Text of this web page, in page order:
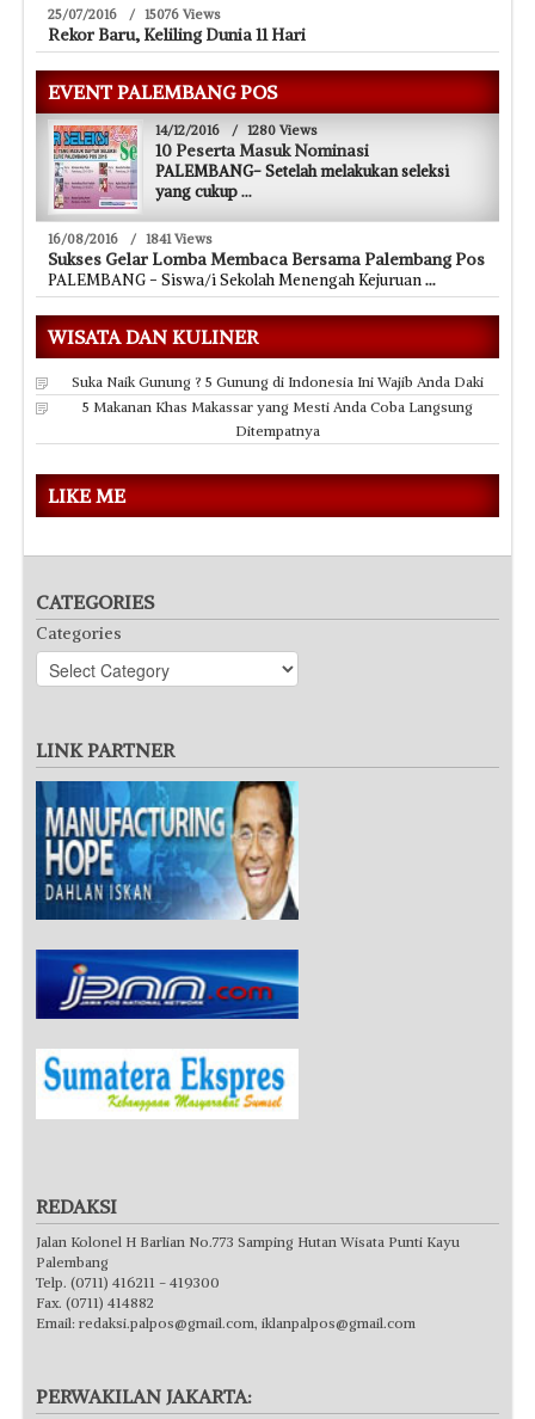
25/07/2016 / 15076 Views
Rekor Baru, Keliling Dunia 11 Hari
EVENT PALEMBANG POS
14/12/2016 / 1280 Views
10 Peserta Masuk Nominasi
PALEMBANG- Setelah melakukan seleksi
yang cukup...
16/08/2016 / 1841 Views
Sukses Gelar Lomba Membaca Bersama Palembang Pos
PALEMBANG - Siswa/i Sekolah Menengah Kejuruan...
WISATA DAN KULINER
Suka Naik Gunung ? 5 Gunung di Indonesia Ini Wajib Anda Daki
5 Makanan Khas Makassar yang Mesti Anda Coba Langsung
Ditempatnya
LIKE ME
CATEGORIES
Categories
LINK PARTNER
REDAKSI
Jalan Kolonel H Barlian No.773 Samping Hutan Wisata Punti Kayu
Palembang
Telp. (0711) 416211 - 419300
Fax. (0711) 414882
Email: redaksi.palpos@gmail.com, iklanpalpos@gmail.com
PERWAKILAN JAKARTA: